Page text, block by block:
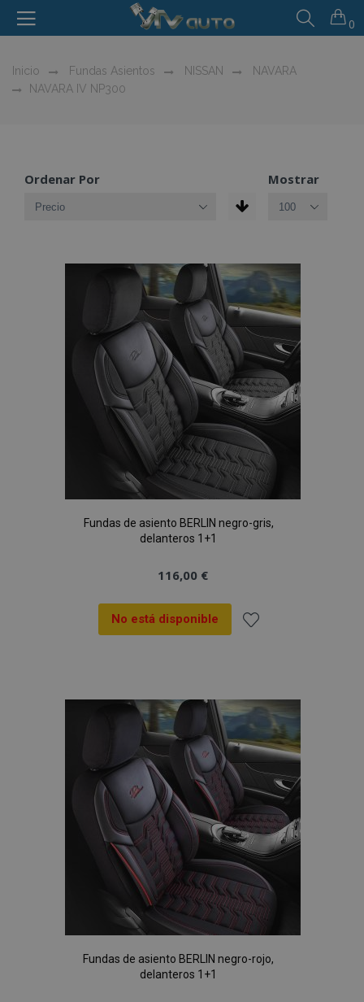
0
Inicio Fundas Asientos NISSAN
NAVARA
NAVARA IV NP300
Ordenar Por Mostrar
Fundas de asiento BERLIN negro-gris,
delanteros 1+1
116,00 €
No está disponible
Lista
de
Deseos
Fundas de asiento BERLIN negro-rojo,
delanteros 1+1